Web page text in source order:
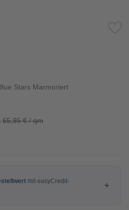
Stars Marmoriert
65,95 € / qm